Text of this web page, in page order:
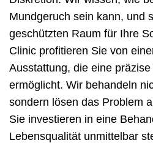
Mundgeruch sein kann, und
geschützten Raum für Ihre
Clinic profitieren Sie von
Ausstattung, die eine
ermöglicht. Wir behandeln
sondern lösen das Problem
Sie investieren in eine
Lebensqualität unmittelbar